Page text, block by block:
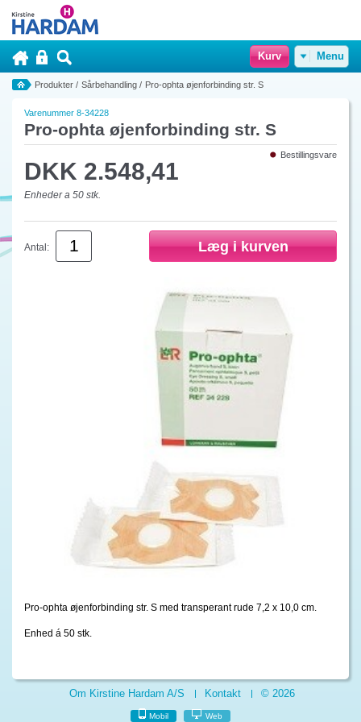
Kurv Menu
Produkter / Sårbehandling / Pro-ophta øjenforbinding str. S
Varenummer 8-34228
Pro-ophta øjenforbinding str. S
Bestillingsvare
DKK 2.548,41
Enheder a 50 stk.
Antal:
Pro-ophta øjenforbinding str. S med transperant rude 7,2 x 10,0 cm.
Enhed á 50 stk.
Om Kirstine Hardam A/S Kontakt © 2026
Mobil Web